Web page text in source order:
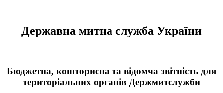
Державна митна служба України
Бюджетна, кошторисна та відомча звітність для
територіальних органів Держмитслужби